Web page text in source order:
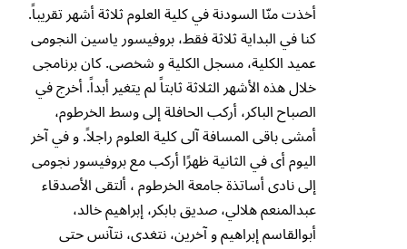
أخذت منّا السودنة في كلية العلوم ثلاثة أشهر تقريباً.
كنا في البداية ثلاثة فقط، بروفيسور ياسين النجومى
عميد الكلية، مسجل الكلية و شخصى. كان برنامجى
خلال هذه الأشهر الثلاثة ثابتاً لم يتغير أبداً. أخرج في
الصباح الباكر، أركب الحافلة إلى وسط الخرطوم،
أمشى باقى المسافة آلى كلية العلوم راجلاً. و في آخر
اليوم أى في الثانية ظهرًا أركب مع بروفيسور نجومى
إلى نادى أساتذة جامعة الخرطوم ، ألتقى الأصدقاء
عبدالمنعم هلالي، صديق بابكر، إبراهيم خالد،
أبوالقاسم إبراهيم و آخرين، نتغدى، نتآنس حتى